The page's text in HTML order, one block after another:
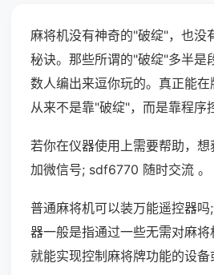
麻将机没有神奇的"破绽"，也没
秘诀。那些所谓的"破绽"多半是
数人编出来逗你玩的。真正能
从来不是靠"破绽"，而是靠程序
若你在仪器使用上需要帮助，
加微信号; sdf6770 随时交流 。
普通麻将机可以装万能遥控器
器一般是指通过一些无需对麻
就能实现控制麻将牌功能的设备